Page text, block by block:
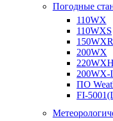
Погодные
110WX
110WXS
200WX
220WXH
200WX-
ПО
FI-